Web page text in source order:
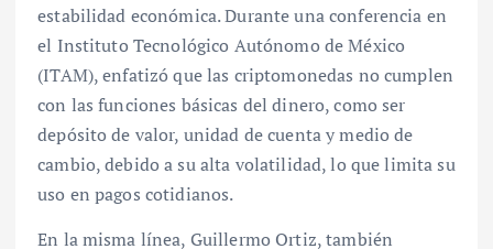
estabilidad económica. Durante una conferencia en
el Instituto Tecnológico Autónomo de México
(ITAM), enfatizó que las criptomonedas no cumplen
con las funciones básicas del dinero, como ser
depósito de valor, unidad de cuenta y medio de
cambio, debido a su alta volatilidad, lo que limita su
uso en pagos cotidianos.
En la misma línea, Guillermo Ortiz, también